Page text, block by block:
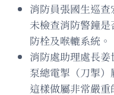
消防員張國生巡查
未檢查消防警鐘
防栓及喉轆系統。
消防處助理處長
泵總電掣（刀掣
這樣做屬非常嚴重